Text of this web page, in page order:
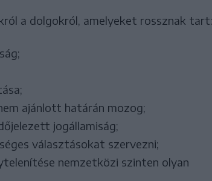
a dolgokról, amelyeket rossznak tart:
ajánlott határán mozog;
jogállamiság;
választásokat szervezni;
nemzetközi szinten olyan